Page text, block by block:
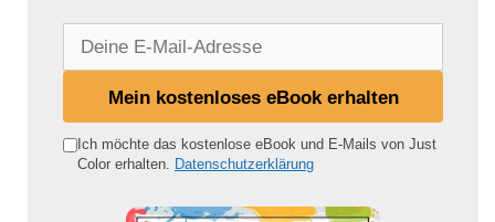
e
Mein kostenloses eBook erhalten
Ich möchte das kostenlose eBook und E-Mails von Just
Color erhalten.
Datenschutzerklärung